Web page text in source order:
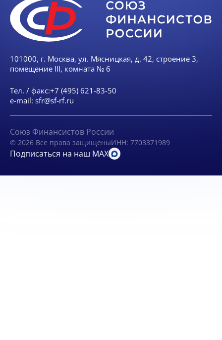
101000, г. Москва, ул. Мясницкая, д. 42, строение 3,
помещение III, комната № 6
Тел. / факс:+7 (495) 621-83-50
e-mail: sfr@sf-rf.ru
Союз Финансистов России
© 2026 Все права защищеныИНН: 7703371989
Подписаться на наш MAX